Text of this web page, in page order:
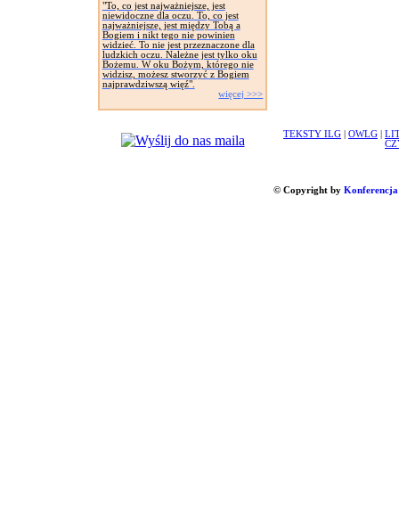
"To, co jest najważniejsze, jest
niewidoczne dla oczu. To, co jest
najważniejsze, jest między Tobą a
Bogiem i nikt tego nie powinien
widzieć. To nie jest przeznaczone dla
ludzkich oczu. Należne jest tylko oku
Bożemu. W oku Bożym, którego nie
widzisz, możesz stworzyć z Bogiem
najprawdziwszą więź".
więcej >>>
TEKSTY ILG OWLG
© Copyright by Konferencja